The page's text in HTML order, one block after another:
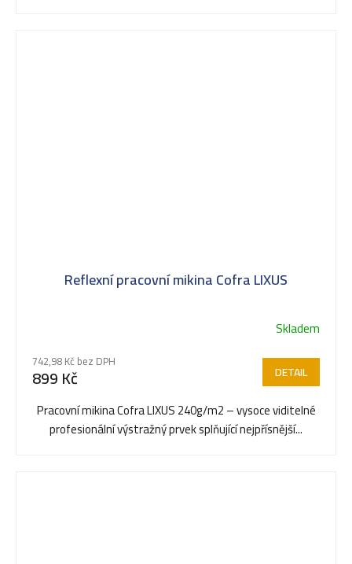
Reflexní pracovní mikina Cofra LIXUS
Skladem
742,98 Kč bez DPH
899 Kč DETAIL
Pracovní mikina Cofra LIXUS 240g/m2 – vysoce viditelné
profesionální výstražný prvek splňující nejpřísnější...